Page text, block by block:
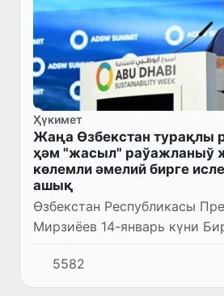
Ҳүкимет
Жаңа Өзбекстан турақлы
ҳәм "жасыл" раўажланыў
көлемли әмелий бирге
ашық
Өзбекстан Республикасы
Мирзиёев 14-январь күни
Әмирликлери пайтахтында
"Абу-Даби турақлы
саммитинде шығып сөйлед...
5582